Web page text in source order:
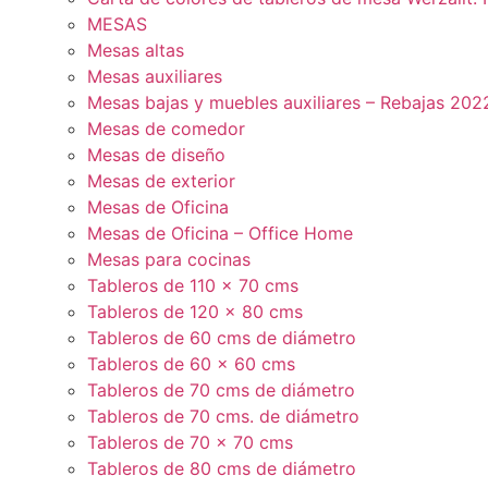
MESAS
Mesas altas
Mesas auxiliares
Mesas bajas y muebles auxiliares – Rebajas
Mesas de comedor
Mesas de diseño
Mesas de exterior
Mesas de Oficina
Mesas de Oficina – Office Home
Mesas para cocinas
Tableros de 110 x 70 cms
Tableros de 120 x 80 cms
Tableros de 60 cms de diámetro
Tableros de 60 x 60 cms
Tableros de 70 cms de diámetro
Tableros de 70 cms. de diámetro
Tableros de 70 x 70 cms
Tableros de 80 cms de diámetro